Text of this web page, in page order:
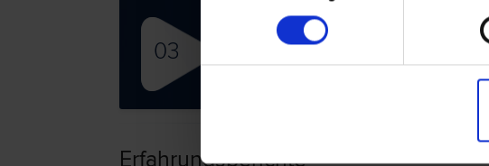
03
MMag. Dr.
recht | Sozial­recht |
Erfahrungsberichte